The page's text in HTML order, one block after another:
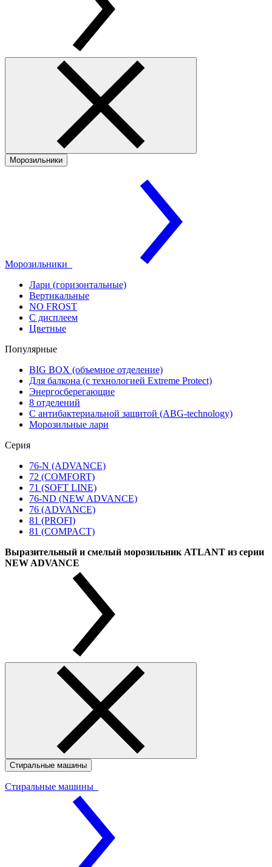
Морозильники
Морозильники
Лари (горизонтальные)
Вертикальные
NO FROST
С дисплеем
Цветные
Популярные
BIG BOX (объемное отделение)
Для балкона (с технологией Extreme Protect)
Энергосберегающие
8 отделений
С антибактериальной защитой (ABG-technology)
Морозильные лари
Серия
76-N (ADVANCE)
72 (COMFORT)
71 (SOFT LINE)
76-ND (NEW ADVANCE)
76 (ADVANCE)
81 (PROFI)
81 (COMPACT)
Выразительный и смелый морозильник ATLANT из серии
NEW ADVANCE
Стиральные машины
Стиральные машины